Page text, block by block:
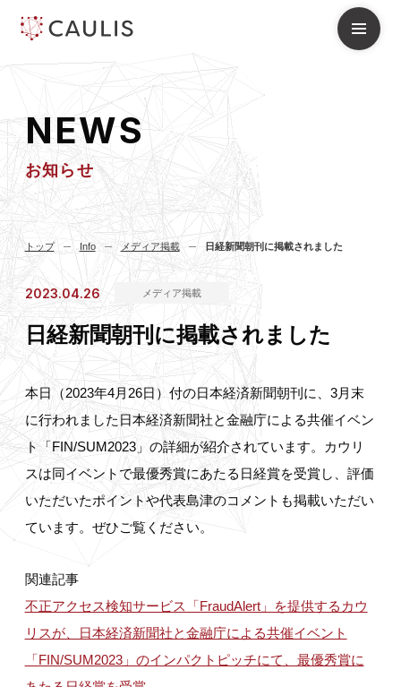
NEWS
お知らせ
トップ Info メディア掲載 日経新聞朝刊に掲載されました
2023.04.26 メディア掲載
日経新聞朝刊に掲載されました
本日（2023年4月26日）付の日本経済新聞朝刊に、3月末
に行われました日本経済新聞社と金融庁による共催イベン
ト「FIN/SUM2023」の詳細が紹介されています。カウリ
スは同イベントで最優秀賞にあたる日経賞を受賞し、評価
いただいたポイントや代表島津のコメントも掲載いただい
ています。ぜひご覧ください。
関連記事
不正アクセス検知サービス「FraudAlert」を提供するカウ
リスが、日本経済新聞社と金融庁による共催イベント
「FIN/SUM2023」のインパクトピッチにて、最優秀賞に